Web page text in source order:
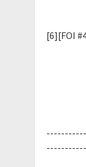
[6][FOI
-----------